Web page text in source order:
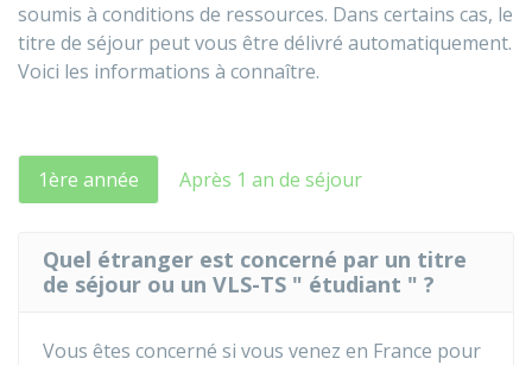
soumis à conditions de ressources. Dans certains cas, le
titre de séjour peut vous être délivré automatiquement.
Voici les informations à connaître.
1ère année Après 1 an de séjour
Quel étranger est concerné par un titre
de séjour ou un VLS-TS " étudiant " ?
Vous êtes concerné si vous venez en France pour